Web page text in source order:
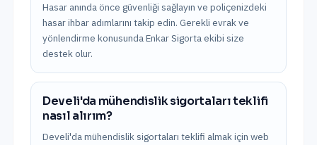
Hasar anında önce güvenliği sağlayın ve poliçenizdeki
hasar ihbar adımlarını takip edin. Gerekli evrak ve
yönlendirme konusunda Enkar Sigorta ekibi size
destek olur.
Develi'da mühendislik sigortaları teklifi
nasıl alırım?
Develi'da mühendislik sigortaları teklifi almak için web